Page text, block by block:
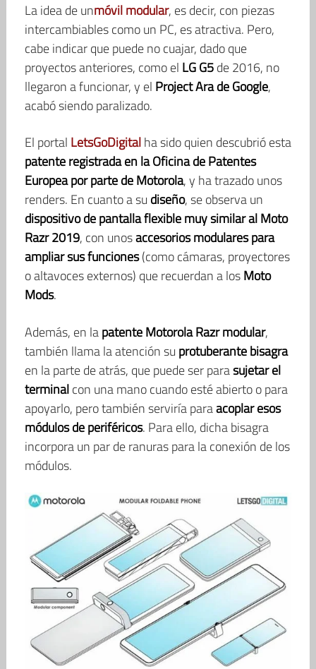
La idea de unmóvil modular, es decir, con piezas
intercambiables como un PC, es atractiva. Pero,
cabe indicar que puede no cuajar, dado que
proyectos anteriores, como el LG G5de 2016, no
llegaron a funcionar, y el Project Ara de Google,
acabó siendo paralizado.
El portal LetsGoDigitalha sido quien descubrió esta
patente registrada en la Oficina de Patentes
Europea por parte de Motorola, y ha trazado unos
renders. En cuanto a su diseño, se observa un
dispositivo de pantalla flexible muy similar al Moto
Razr 2019, con unosaccesorios modulares para
ampliar sus funciones(como cámaras, proyectores
o altavoces externos) que recuerdan a losMoto
Mods.
Además, en lapatente Motorola Razr modular,
también llama la atención su protuberante bisagra
en la parte de atrás, que puede ser parasujetar el
terminalcon una mano cuando esté abierto o para
apoyarlo, pero también serviría paraacoplar esos
módulos de periféricos. Para ello, dicha bisagra
incorpora un par de ranuras para la conexión de los
módulos.